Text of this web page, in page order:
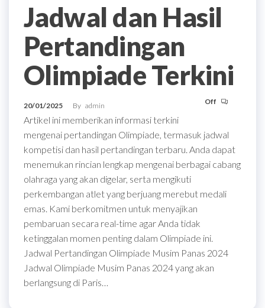
Jadwal dan Hasil
Pertandingan
Olimpiade Terkini
20/01/2025 By admin Off
Artikel ini memberikan informasi terkini
mengenai pertandingan Olimpiade, termasuk jadwal
kompetisi dan hasil pertandingan terbaru. Anda dapat
menemukan rincian lengkap mengenai berbagai cabang
olahraga yang akan digelar, serta mengikuti
perkembangan atlet yang berjuang merebut medali
emas. Kami berkomitmen untuk menyajikan
pembaruan secara real-time agar Anda tidak
ketinggalan momen penting dalam Olimpiade ini.
Jadwal Pertandingan Olimpiade Musim Panas 2024
Jadwal Olimpiade Musim Panas 2024 yang akan
berlangsung di Paris…